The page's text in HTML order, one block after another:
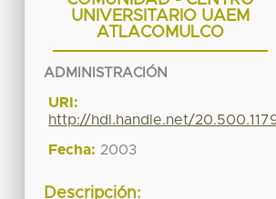
UNIVERSITARIO UAEM
ATLACOMULCO
ADMINISTRACIÓN
URI:
http://hdl.handle.net/
Fecha: 2003
Descripción: